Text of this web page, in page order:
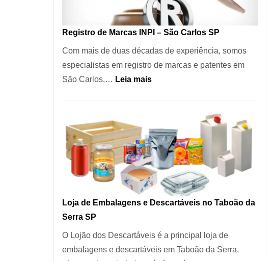
Italiana
do
Itaim
Registro de Marcas INPI – São Carlos SP
Com mais de duas décadas de experiência, somos
especialistas em registro de marcas e patentes em
São Carlos,… Leia mais:
INPI
–
São
Carlos
Loja de Embalagens e Descartáveis no Taboão da
Serra SP
O Lojão dos Descartáveis é a principal loja de
embalagens e descartáveis em Taboão da Serra,